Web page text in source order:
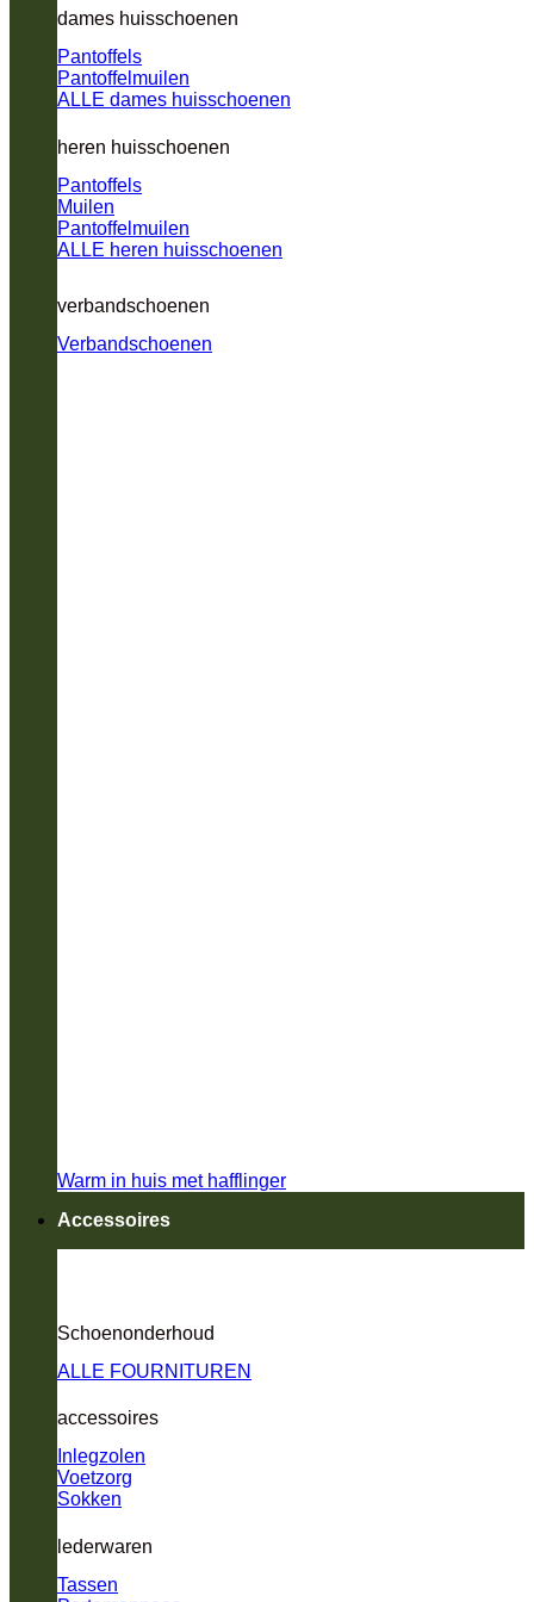
dames huisschoenen
Pantoffels
Pantoffelmuilen
ALLE dames huisschoenen
heren huisschoenen
Pantoffels
Muilen
Pantoffelmuilen
ALLE heren huisschoenen
verbandschoenen
Verbandschoenen
Warm in huis met hafflinger
Accessoires
Schoenonderhoud
ALLE FOURNITUREN
accessoires
Inlegzolen
Voetzorg
Sokken
lederwaren
Tassen